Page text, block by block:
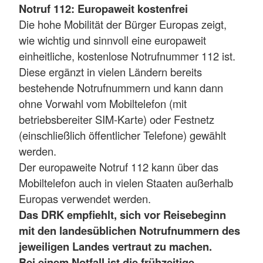
Notruf 112: Europaweit kostenfrei
Die hohe Mobilität der Bürger Europas zeigt,
wie wichtig und sinnvoll eine europaweit
einheitliche, kostenlose Notrufnummer 112 ist.
Diese ergänzt in vielen Ländern bereits
bestehende Notrufnummern und kann dann
ohne Vorwahl vom Mobiltelefon (mit
betriebsbereiter SIM-Karte) oder Festnetz
(einschließlich öffentlicher Telefone) gewählt
werden.
Der europaweite Notruf 112 kann über das
Mobiltelefon auch in vielen Staaten außerhalb
Europas verwendet werden.
Das DRK empfiehlt, sich vor Reisebeginn
mit den landesüblichen Notrufnummern des
jeweiligen Landes vertraut zu machen.